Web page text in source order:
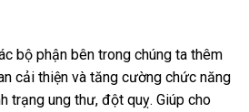
bộ phận bên trong chúng ta thêm
cải thiện và tăng cường chức năng
trạng ung thư, đột quỵ. Giúp cho